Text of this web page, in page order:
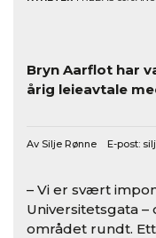
Bryn Aarflot har
årig leieavtale
Av Silje Rønne E-post:
– Vi er svært
Universitetsgata
området rundt.